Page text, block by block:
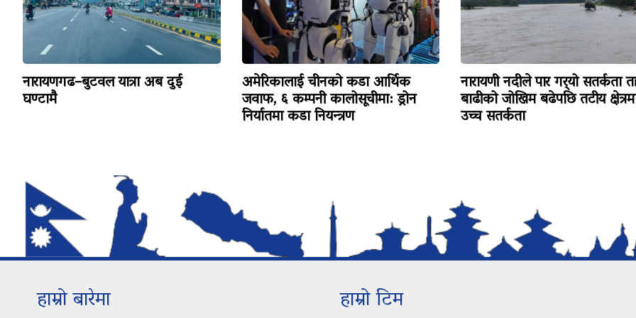
नारायणगढ–बुटवल यात्रा अब दुई
घण्टामै
अमेरिकालाई चीनको कडा आर्थिक
जवाफ, ६ कम्पनी कालोसूचीमा: ड्रोन
निर्यातमा कडा नियन्त्रण
नारायणी नदीले पार गर्‍यो सतर्कता
बाढीको जोखिम बढेपछि तटीय
उच्च सतर्कता
हाम्रो बारेमा हाम्रो टिम